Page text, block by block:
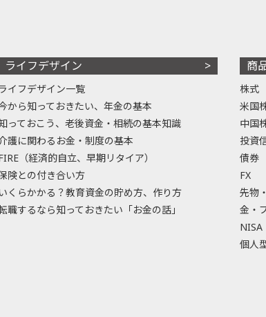
ライフデザイン
イフデザイン一覧
から知っておきたい、年金の基本
っておこう、老後資金・相続の基本知識
護に関わるお金・制度の基本
（経済的自立、早期リタイア）
険との付き合い方
くらかかる？教育資金の貯め方、作り方
職するなら知っておきたい「お金の話」
商
株式
米国
中国
投資
債券
FX
先物
金・
NISA
個人